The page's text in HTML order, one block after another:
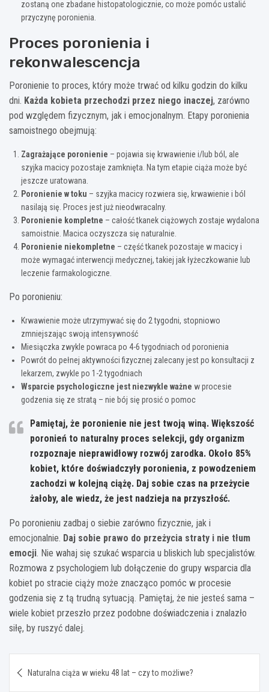
zostaną one zbadane histopatologicznie, co może pomóc ustalić
przyczynę poronienia.
Proces poronienia i
rekonwalescencja
Poronienie to proces, który może trwać od kilku godzin do kilku
dni. Każda kobieta przechodzi przez niego inaczej, zarówno
pod względem fizycznym, jak i emocjonalnym. Etapy poronienia
samoistnego obejmują:
Zagrażające poronienie – pojawia się krwawienie i/lub ból, ale
szyjka macicy pozostaje zamknięta. Na tym etapie ciąża może być
jeszcze uratowana.
Poronienie w toku – szyjka macicy rozwiera się, krwawienie i ból
nasilają się. Proces jest już nieodwracalny.
Poronienie kompletne – całość tkanek ciążowych zostaje wydalona
samoistnie. Macica oczyszcza się naturalnie.
Poronienie niekompletne – część tkanek pozostaje w macicy i
może wymagać interwencji medycznej, takiej jak łyżeczkowanie lub
leczenie farmakologiczne.
Po poronieniu:
Krwawienie może utrzymywać się do 2 tygodni, stopniowo
zmniejszając swoją intensywność
Miesiączka zwykle powraca po 4-6 tygodniach od poronienia
Powrót do pełnej aktywności fizycznej zalecany jest po konsultacji z
lekarzem, zwykle po 1-2 tygodniach
Wsparcie psychologiczne jest niezwykle ważne w procesie
godzenia się ze stratą – nie bój się prosić o pomoc
Pamiętaj, że poronienie nie jest twoją winą. Większość
poronień to naturalny proces selekcji, gdy organizm
rozpoznaje nieprawidłowy rozwój zarodka. Około 85%
kobiet, które doświadczyły poronienia, z powodzeniem
zachodzi w kolejną ciążę. Daj sobie czas na przeżycie
żałoby, ale wiedz, że jest nadzieja na przyszłość.
Po poronieniu zadbaj o siebie zarówno fizycznie, jak i
emocjonalnie. Daj sobie prawo do przeżycia straty i nie tłum
emocji. Nie wahaj się szukać wsparcia u bliskich lub specjalistów.
Rozmowa z psychologiem lub dołączenie do grupy wsparcia dla
kobiet po stracie ciąży może znacząco pomóc w procesie
godzenia się z tą trudną sytuacją. Pamiętaj, że nie jesteś sama –
wiele kobiet przeszło przez podobne doświadczenia i znalazło
siłę, by ruszyć dalej.
wpisu
Naturalna ciąża w wieku 48 lat – czy to możliwe?